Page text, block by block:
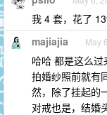
我 4 套，花了
majiajia May
哈哈 都是这么过
拍婚纱照前就有
然，除了挂起的
对戒也是，结婚